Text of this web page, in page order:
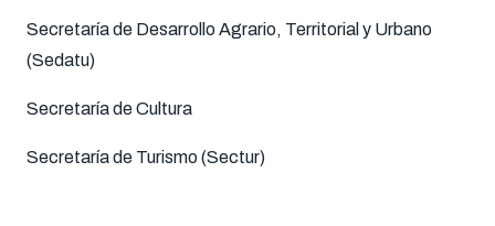
Secretaría de Desarrollo Agrario, Territorial y Urbano
(Sedatu)
Secretaría de Cultura
Secretaría de Turismo (Sectur)